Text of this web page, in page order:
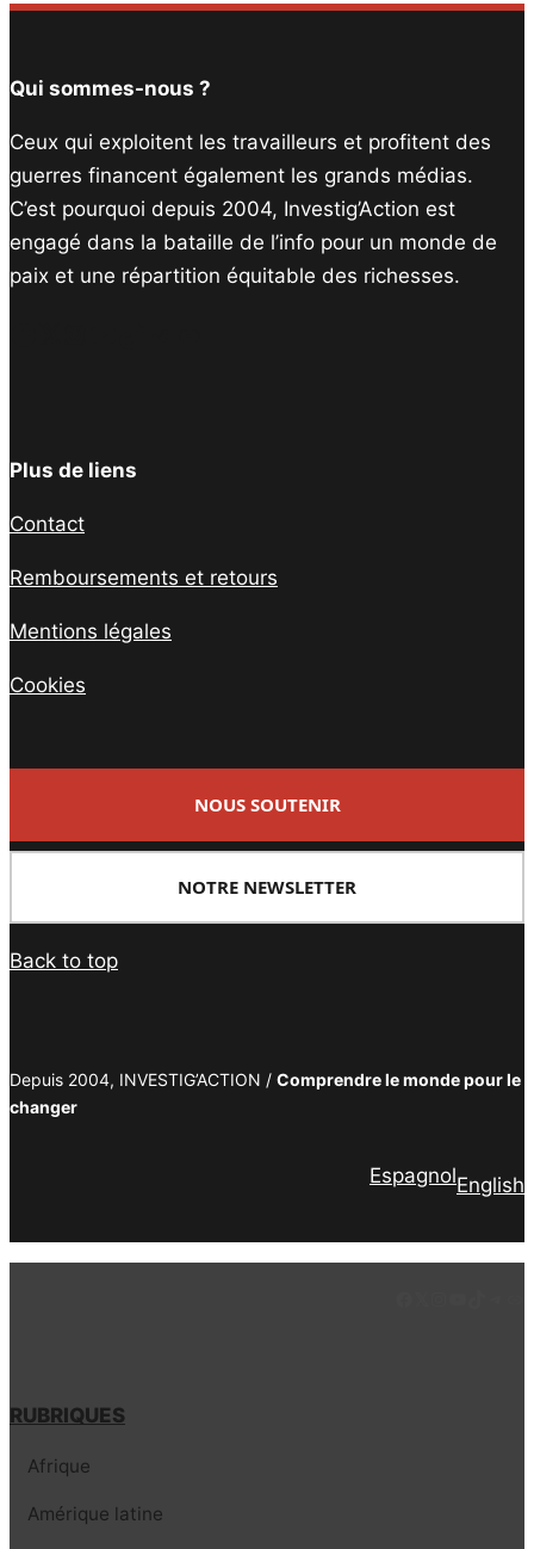
Qui sommes-nous ?
Ceux qui exploitent les travailleurs et profitent des
guerres financent également les grands médias.
C’est pourquoi depuis 2004, Investig’Action est
engagé dans la bataille de l’info pour un monde de
paix et une répartition équitable des richesses.
Plus de liens
Contact
Remboursements et retours
Mentions légales
Cookies
NOUS SOUTENIR
NOTRE NEWSLETTER
Back to top
Depuis 2004, INVESTIG’ACTION / Comprendre le monde pour le
changer
EspagnolEnglish
RUBRIQUES
Afrique
Amérique latine